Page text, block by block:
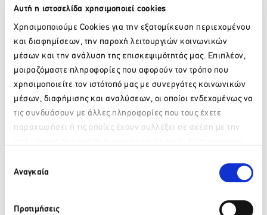
Αυτή η ιστοσελίδα χρησιμοποιεί cookies
Χρησιμοποιούμε Cookies για την εξατομίκευση περιεχομένου
και διαφημίσεων, την παροχή λειτουργιών κοινωνικών
μέσων και την ανάλυση της επισκεψιμότητάς μας. Επιπλέον,
μοιραζόμαστε πληροφορίες που αφορούν τον τρόπο που
χρησιμοποιείτε τον ιστότοπό μας με συνεργάτες κοινωνικών
μέσων, διαφήμισης και αναλύσεων, οι οποίοι ενδεχομένως να
τις συνδυάσουν με άλλες πληροφορίες που τους έχετε
παραχωρήσει ή τις οποίες έχουν συλλέξει σε σχέση με την
των Cookies μας.
συγκατάθεσης
Αναγκαία
Προτιμήσεις
IKOS OLIVIA
IKOS OCEANIA
INOVA HOSPITALITY
EKIES ALL SENSES RESORT
AKRATHOS BEACH HOTEL
ΜΕΣΟΓΕΙΑΚΗ ΕΤΑΙΡΕΙΑ ΤΟΥΡ/